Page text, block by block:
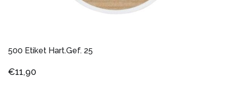
500 Etiket Hart.Gef. 25
€11,90